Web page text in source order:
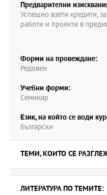
Предварителни
Успешно взети кредити,
работи и проекти в
Форми на провеждане:
Редовен
Учебни форми:
Семинар
Език, на който се води
Български
ТЕМИ, КОИТО СЕ
ЛИТЕРАТУРА ПО ТЕМИТЕ: